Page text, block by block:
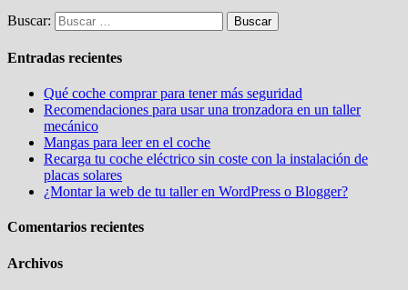
Buscar:
Entradas recientes
Qué coche comprar para tener más seguridad
Recomendaciones para usar una tronzadora en un taller
mecánico
Mangas para leer en el coche
Recarga tu coche eléctrico sin coste con la instalación de
placas solares
¿Montar la web de tu taller en WordPress o Blogger?
Comentarios recientes
Archivos